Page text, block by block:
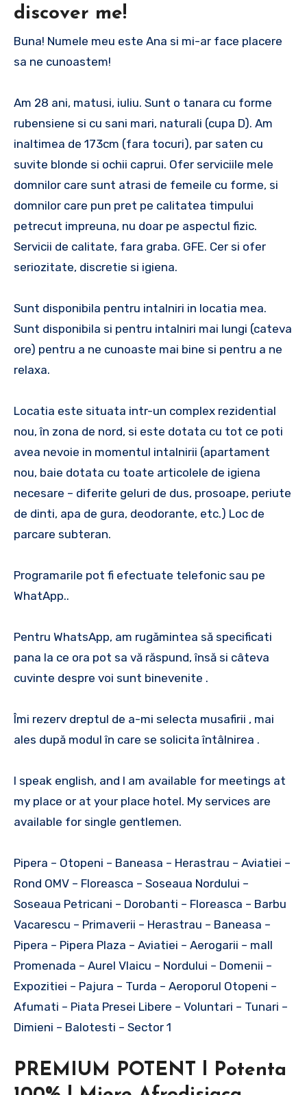
discover me!
Buna! Numele meu este Ana si mi-ar face placere
sa ne cunoastem!
Am 28 ani, matusi, iuliu. Sunt o tanara cu forme
rubensiene si cu sani mari, naturali (cupa D). Am
inaltimea de 173cm (fara tocuri), par saten cu
suvite blonde si ochii caprui. Ofer serviciile mele
domnilor care sunt atrasi de femeile cu forme, si
domnilor care pun pret pe calitatea timpului
petrecut impreuna, nu doar pe aspectul fizic.
Servicii de calitate, fara graba. GFE. Cer si ofer
seriozitate, discretie si igiena.
Sunt disponibila pentru intalniri in locatia mea.
Sunt disponibila si pentru intalniri mai lungi (cateva
ore) pentru a ne cunoaste mai bine si pentru a ne
relaxa.
Locatia este situata intr-un complex rezidential
nou, în zona de nord, si este dotata cu tot ce poti
avea nevoie in momentul intalnirii (apartament
nou, baie dotata cu toate articolele de igiena
necesare – diferite geluri de dus, prosoape, periute
de dinti, apa de gura, deodorante, etc.) Loc de
parcare subteran.
Programarile pot fi efectuate telefonic sau pe
WhatApp..
Pentru WhatsApp, am rugămintea să specificati
pana la ce ora pot sa vă răspund, însă si câteva
cuvinte despre voi sunt binevenite .
Îmi rezerv dreptul de a-mi selecta musafirii , mai
ales după modul în care se solicita întâlnirea .
I speak english, and I am available for meetings at
my place or at your place hotel. My services are
available for single gentlemen.
Pipera – Otopeni – Baneasa – Herastrau – Aviatiei –
Rond OMV – Floreasca – Soseaua Nordului –
Soseaua Petricani – Dorobanti – Floreasca – Barbu
Vacarescu – Primaverii – Herastrau – Baneasa –
Pipera – Pipera Plaza – Aviatiei – Aerogarii – mall
Promenada – Aurel Vlaicu – Nordului – Domenii –
Expozitiei – Pajura – Turda – Aeroporul Otopeni –
Afumati – Piata Presei Libere – Voluntari – Tunari –
Dimieni – Balotesti – Sector 1
PREMIUM POTENT l Potenta